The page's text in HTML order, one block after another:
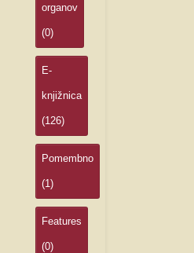
organov
(0)
E-
knjižnica
(126)
Pomembno
(1)
Features
(0)